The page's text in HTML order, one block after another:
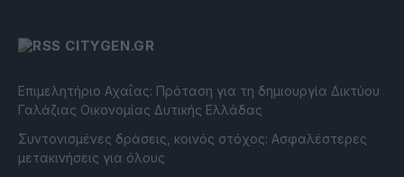
CITYGEN.GR
Επιμελητήριο Αχαΐας: Πρόταση για τη δημιουργία Δικτύου
Γαλάζιας Οικονομίας Δυτικής Ελλάδας
Συντονισμένες δράσεις, κοινός στόχος: Ασφαλέστερες
μετακινήσεις για όλους